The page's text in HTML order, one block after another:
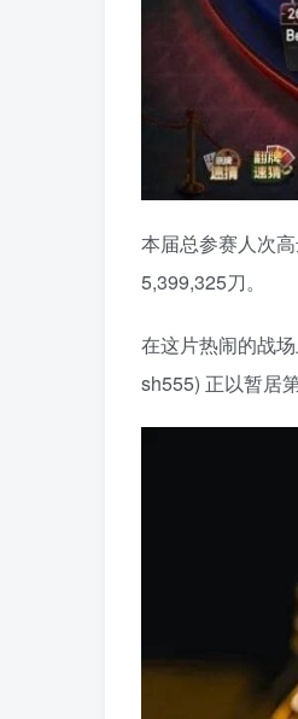
本届总参赛人次
5,399,325刀。
在这片热闹的战
sh555) 正以暂居